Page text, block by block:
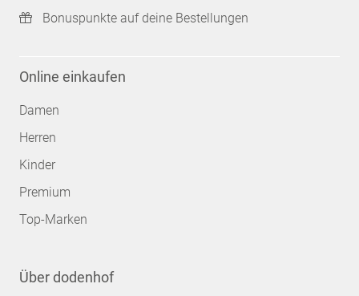
Bonuspunkte auf deine Bestellungen
Online einkaufen
Damen
Herren
Kinder
Premium
Top-Marken
Über dodenhof